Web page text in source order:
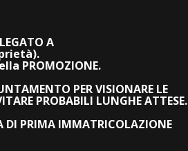
A
PROMOZIONE.
PER VISIONARE LE
PROBABILI LUNGHE ATTESE.
DI PRIMA IMMATRICOLAZIONE